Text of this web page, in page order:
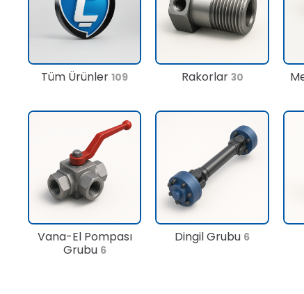
Tüm Ürünler109 Rakorlar 30
Vana-El Pompası
Grubu 6
Dingil Grubu 6